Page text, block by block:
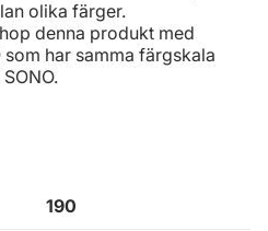
olika färger.
denna produkt med
har samma färgskala
190